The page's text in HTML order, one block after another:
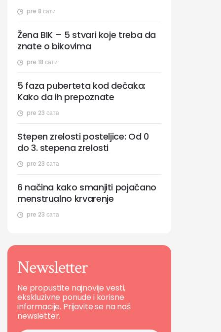
pre 8 сати
pre 18 сати
Žena BIK – 5 stvari koje treba da
znate o bikovima
pre 23 сата
5 faza puberteta kod dečaka:
Kako da ih prepoznate
pre 23 сата
Stepen zrelosti posteljice: Od 0
do 3. stepena zrelosti
pre 23 сата
6 načina kako smanjiti pojačano
menstrualno krvarenje
Newsletter
Ne propustite najnovije vesti,
ekskluzivne ponude i korisne
informacije. Prijavite se na naš
newsletter.